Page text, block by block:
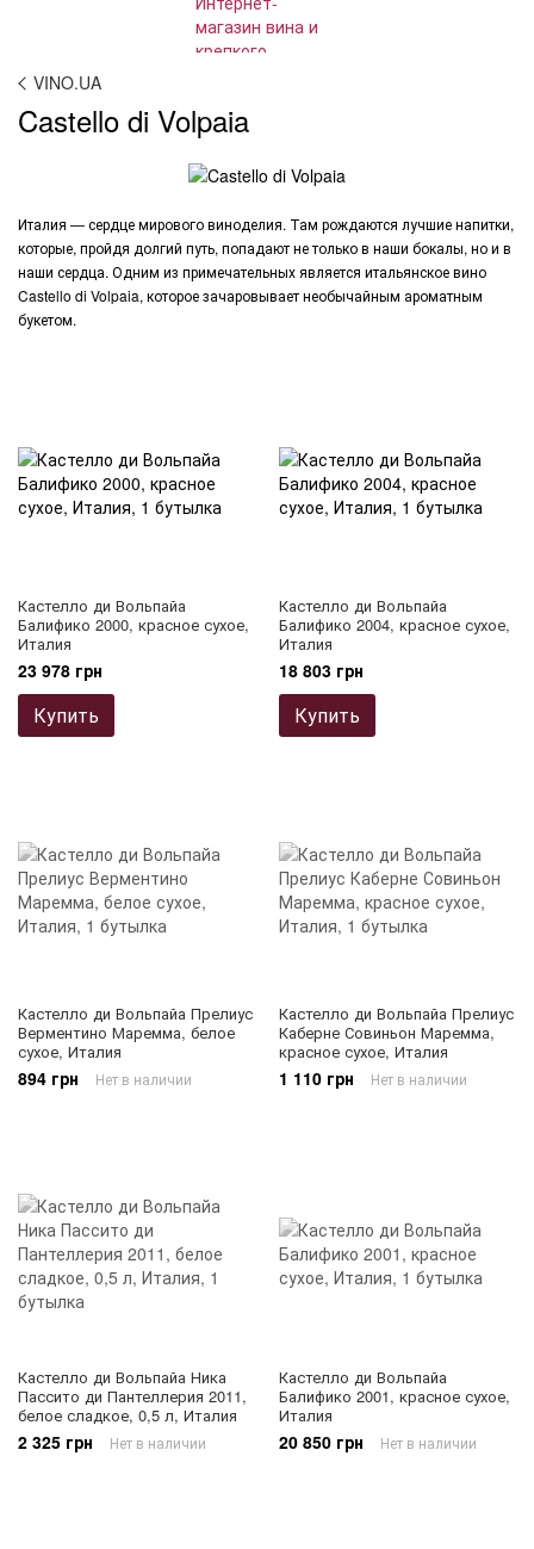
VINO.UA
Castello di Volpaia
Италия — сердце мирового виноделия. Там рождаются лучшие напитки,
которые, пройдя долгий путь, попадают не только в наши бокалы, но и в
наши сердца. Одним из примечательных является итальянское вино
Castello di Volpaia, которое зачаровывает необычайным ароматным
букетом.
Кастелло ди Вольпайа
Балифико 2000, красное сухое,
Италия
23 978 грн
Купить
Кастелло ди Вольпайа
Балифико 2004, красное сухое,
Италия
18 803 грн
Купить
Кастелло ди Вольпайа Прелиус
Верментино Маремма, белое
сухое, Италия
894 грн Нет в наличии
Кастелло ди Вольпайа Прелиус
Каберне Совиньон Маремма,
красное сухое, Италия
1 110 грн Нет в наличии
Кастелло ди Вольпайа Ника
Пассито ди Пантеллерия 2011,
белое сладкое, 0,5 л, Италия
2 325 грн Нет в наличии
Кастелло ди Вольпайа
Балифико 2001, красное сухое,
Италия
20 850 грн Нет в наличии